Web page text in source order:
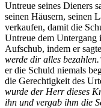
Untreue seines Dieners
seinen Häusern, seinen
verkaufen, damit die
Untreue dem Untergang
Aufschub, indem er
werde dir alles
er die Schuld niemals
die Gerechtigkeit des
wurde der Herr dieses
ihn und vergab ihm die